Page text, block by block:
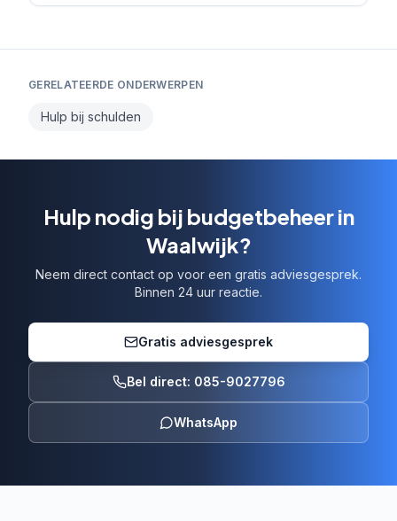
GERELATEERDE ONDERWERPEN
Hulp bij schulden
Hulp nodig bij budgetbeheer in
Waalwijk?
Neem direct contact op voor een gratis adviesgesprek.
Binnen 24 uur reactie.
Gratis adviesgesprek
Bel direct: 085-9027796
WhatsApp